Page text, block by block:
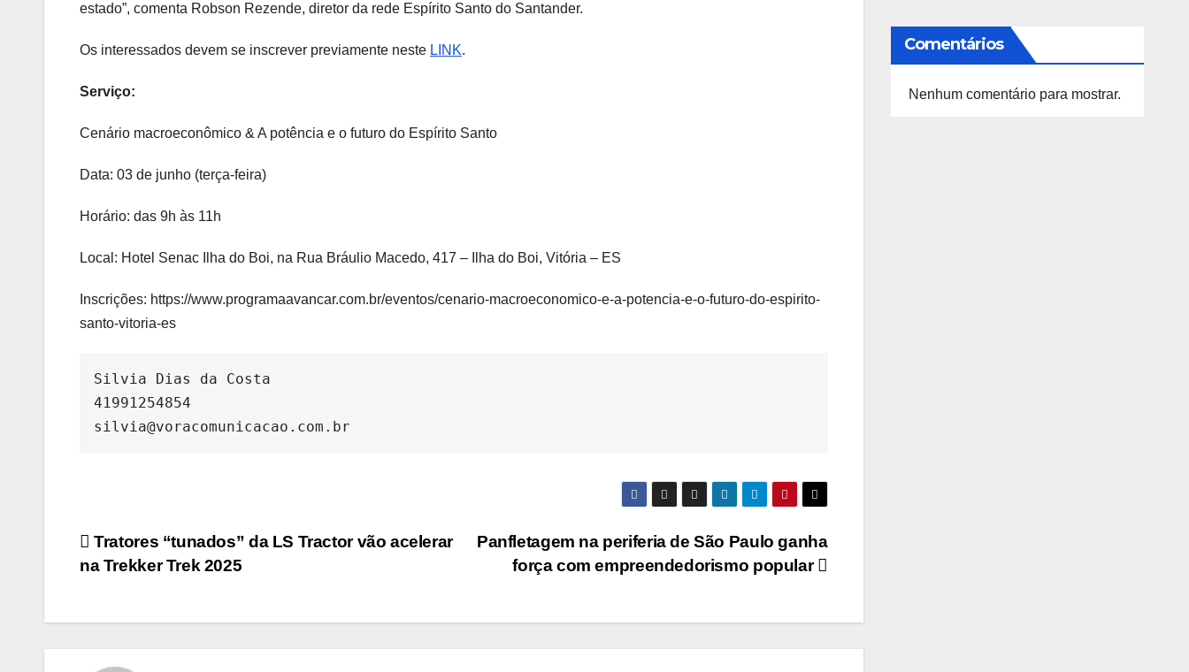
estado”, comenta Robson Rezende, diretor da rede Espírito Santo do Santander.
Os interessados devem se inscrever previamente neste LINK.
Serviço:
Cenário macroeconômico & A potência e o futuro do Espírito Santo
Data: 03 de junho (terça-feira)
Horário: das 9h às 11h
Local: Hotel Senac Ilha do Boi, na Rua Bráulio Macedo, 417 – Ilha do Boi, Vitória – ES
Inscrições: https://www.programaavancar.com.br/eventos/cenario-macroeconomico-e-a-potencia-e-o-futuro-do-espirito-
santo-vitoria-es
Silvia Dias da Costa
41991254854
silvia@voracomunicacao.com.br
Navegação
Post
Panfletagem na periferia de São Paulo ganha
força com empreendedorismo popular
Tratores “tunados” da LS Tractor vão acelerar
na Trekker Trek 2025
Comentários
Nenhum comentário para mostrar.